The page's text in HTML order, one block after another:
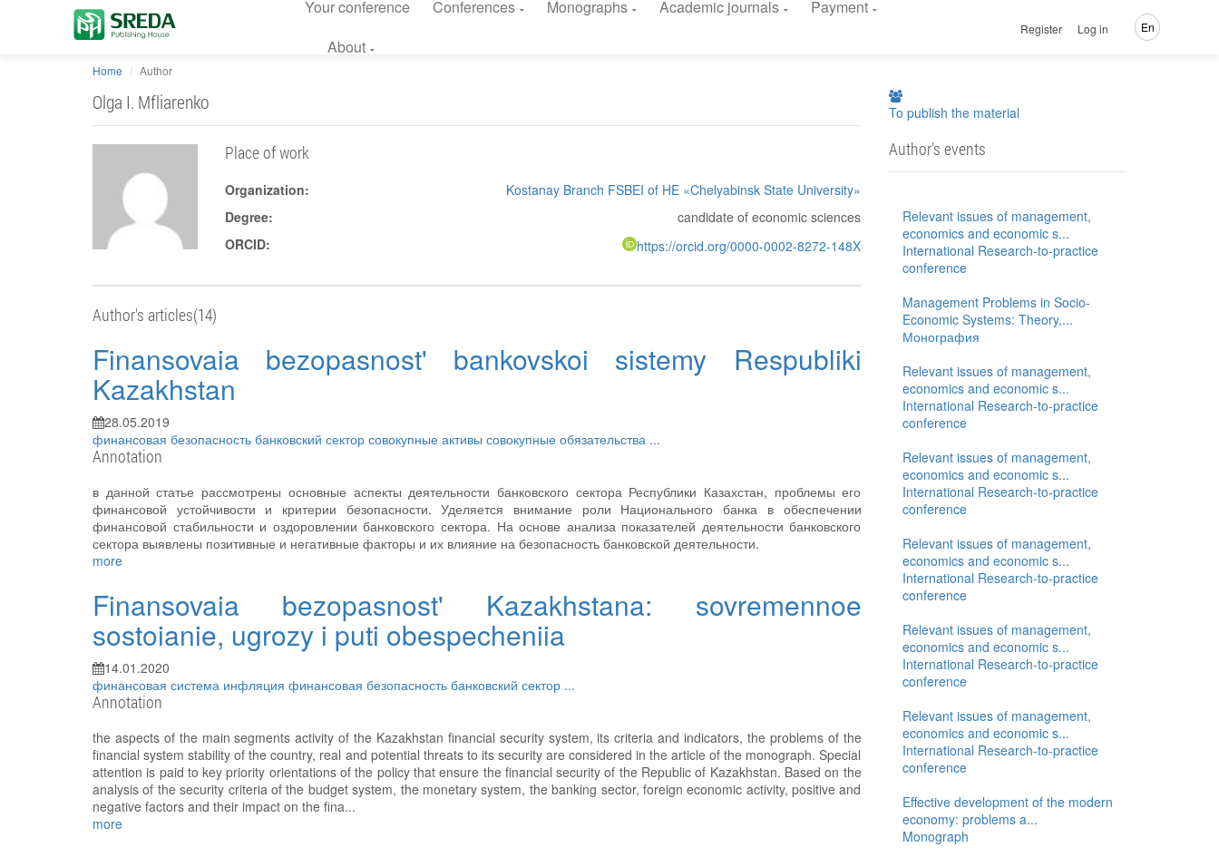
Your conference Conferences Monographs Academic journals
Payment
About
Register Log in En
Home Author
Olga I. Mfliarenko
Place of work
Organization:
Kostanay Branch FSBEI of HE «Chelyabinsk State University»
Degree:
candidate of economic sciences
ORCID:
https://orcid.org/0000-0002-8272-148X
Author's articles(14)
Finansovaia bezopasnost' bankovskoi sistemy Respubliki
Kazakhstan
28.05.2019
финансовая безопасность банковский сектор совокупные активы совокупные обязательства ...
Annotation
в данной статье рассмотрены основные аспекты деятельности банковского сектора Республики Казахстан, проблемы его
финансовой устойчивости и критерии безопасности. Уделяется внимание роли Национального банка в обеспечении
финансовой стабильности и оздоровлении банковского сектора. На основе анализа показателей деятельности банковского
сектора выявлены позитивные и негативные факторы и их влияние на безопасность банковской деятельности.
more
Finansovaia bezopasnost' Kazakhstana: sovremennoe
sostoianie, ugrozy i puti obespecheniia
14.01.2020
финансовая система инфляция финансовая безопасность банковский сектор ...
Annotation
the aspects of the main segments activity of the Kazakhstan financial security system, its criteria and indicators, the problems of the
financial system stability of the country, real and potential threats to its security are considered in the article of the monograph. Special
attention is paid to key priority orientations of the policy that ensure the financial security of the Republic of Kazakhstan. Based on the
analysis of the security criteria of the budget system, the monetary system, the banking sector, foreign economic activity, positive and
negative factors and their impact on the fina...
more
To publish the material
Author's events
Relevant issues of management,
economics and economic s...
International Research-to-practice
conference
Management Problems in Socio-
Economic Systems: Theory,...
Монография
Relevant issues of management,
economics and economic s...
International Research-to-practice
conference
Relevant issues of management,
economics and economic s...
International Research-to-practice
conference
Relevant issues of management,
economics and economic s...
International Research-to-practice
conference
Relevant issues of management,
economics and economic s...
International Research-to-practice
conference
Relevant issues of management,
economics and economic s...
International Research-to-practice
conference
Effective development of the modern
economy: problems a...
Monograph